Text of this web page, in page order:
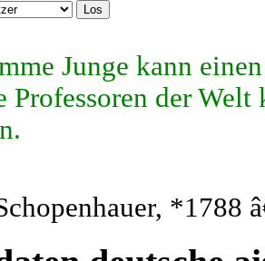
Junge kann
Professoren der Welt
*1788